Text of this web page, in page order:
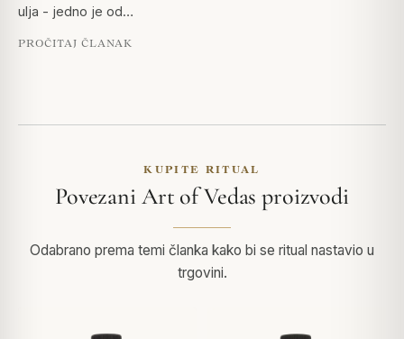
ulja - jedno je od…
PROČITAJ ČLANAK
KUPITE RITUAL
Povezani Art of Vedas proizvodi
Odabrano prema temi članka kako bi se ritual nastavio u
trgovini.